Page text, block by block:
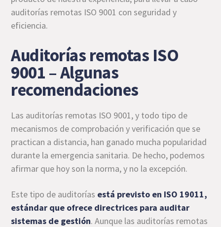
auditorías remotas ISO 9001 con seguridad y
eficiencia.
Auditorías remotas ISO
9001 – Algunas
recomendaciones
Las auditorías remotas ISO 9001, y todo tipo de
mecanismos de comprobación y verificación que se
practican a distancia, han ganado mucha popularidad
durante la emergencia sanitaria. De hecho, podemos
afirmar que hoy son la norma, y no la excepción.
Este tipo de auditorías está previsto en ISO 19011,
estándar que ofrece directrices para auditar
sistemas de gestión. Aunque las auditorías remotas